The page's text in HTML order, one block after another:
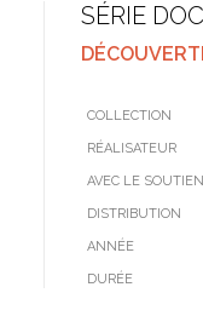
SÉRIE
COLLECTION
RÉALISATEUR
AVEC LE
DISTRIBUTION
ANNÉE
DURÉE